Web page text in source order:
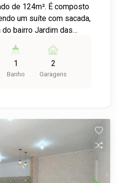
de 124m². É composto
um suíte com sacada,
do bairro Jardim das
pronto
gesso no teto e
e na cozinha.
1
Banho
2
Garagens